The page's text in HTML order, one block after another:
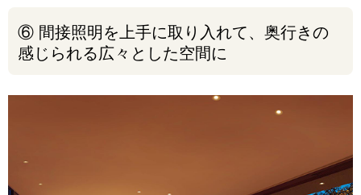
⑥ 間接照明を上手に取り入れて、奥行きの
感じられる広々とした空間に